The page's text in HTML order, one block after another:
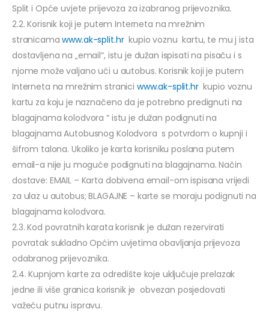
Split i Opće uvjete prijevoza za izabranog prijevoznika.
2.2. Korisnik koji je putem Interneta na mrežnim
stranicamawww.ak-split.hrkupio voznu kartu, te mu j ista
dostavljena na „email“, istu je dužan ispisati na pisaču i s
njome može valjano ući u autobus. Korisnik koji je putem
Interneta na mrežnim stranici www.ak-split.hrkupio voznu
kartu za koju je naznačeno da je potrebno predignuti na
blagajnama kolodvora “ istu je dužan podignuti na
blagajnama Autobusnog Kolodvora s potvrdom o kupnji i
šifrom talona. Ukoliko je karta korisniku poslana putem
email-a nije ju moguće podignuti na blagajnama. Način
dostave: EMAIL – Karta dobivena email-om ispisana vrijedi
za ulaz u autobus; BLAGAJNE – karte se moraju podignuti na
blagajnama kolodvora.
2.3. Kod povratnih karata korisnik je dužan rezervirati
povratak sukladno Općim uvjetima obavljanja prijevoza
odabranog prijevoznika.
2.4. Kupnjom karte za odredište koje uključuje prelazak
jedne ili više granica korisnik je obvezan posjedovati
važeću putnu ispravu.